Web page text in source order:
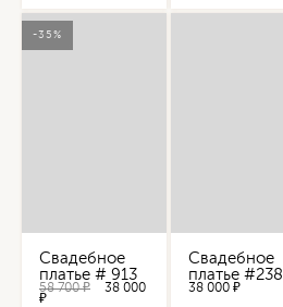
-35%
Свадебное
платье # 913
58 700 ₽
38 000
₽
Свадебное
платье #238
38 000 ₽